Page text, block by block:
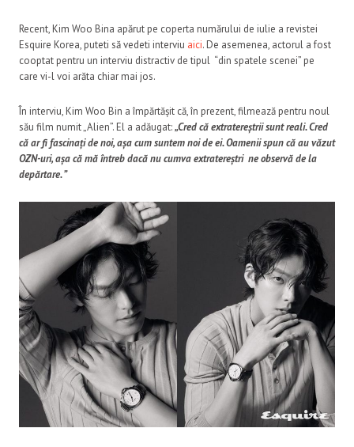
Recent, Kim Woo Bina apărut pe coperta numărului de iulie a revistei
Esquire Korea, puteti să vedeti interviu aici. De asemenea, actorul a fost
cooptat pentru un interviu distractiv de tipul “din spatele scenei” pe
care vi-l voi arăta chiar mai jos.
În interviu, Kim Woo Bin a împărtășit că, în prezent, filmează pentru noul
său film numit „Alien”. El a adăugat:„Cred că extratereștrii sunt reali. Cred
că ar fi fascinați de noi, așa cum suntem noi de ei. Oamenii spun că au văzut
OZN-uri, așa că mă întreb dacă nu cumva extratereștri ne observă de la
depărtare. ”